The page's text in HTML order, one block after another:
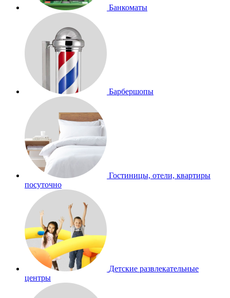
Банкоматы
Барбершопы
Гостиницы, отели, квартиры
посуточно
Детские развлекательные
центры